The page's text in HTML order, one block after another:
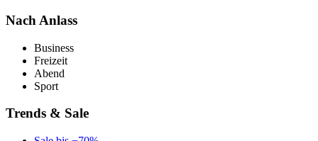
Nach Anlass
Business
Freizeit
Abend
Sport
Trends & Sale